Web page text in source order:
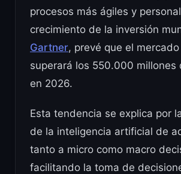
procesos más ágiles y
crecimiento de la inversión
Gartner, prevé que el
superará los 550.000 millones
en 2026.
Esta tendencia se explica por
de la inteligencia artificial de
tanto a micro como macro
facilitando la toma de